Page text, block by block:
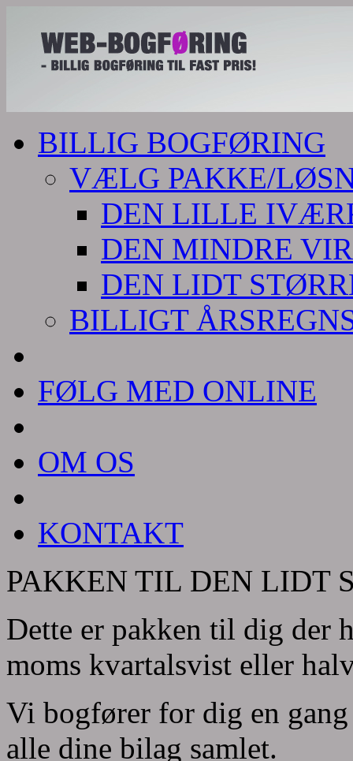
BILLIG BOGFØRING
VÆLG PAKKE/
DEN LILLE
DEN MINDRE
DEN LIDT
BILLIGT
FØLG MED ONLINE
OM OS
KONTAKT
PAKKEN TIL DEN LIDT
Dette er pakken til dig der
moms kvartalsvist eller
Vi bogfører for dig en
alle dine bilag samlet.